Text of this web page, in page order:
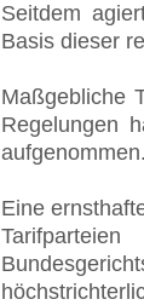
Seitdem
Basis dieser
Maßgebliche
Regelungen
Eine